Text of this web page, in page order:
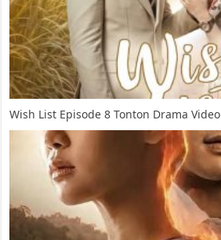
Wish List Episode 8 Tonton Drama Video